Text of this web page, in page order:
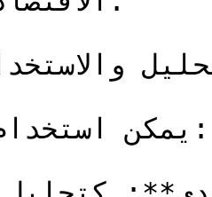
يمكن